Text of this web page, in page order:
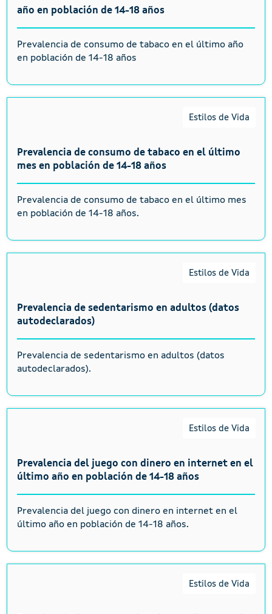
año en población de 14-18 años
Prevalencia de consumo de tabaco en el último año
en población de 14-18 años
Estilos de Vida
Prevalencia de consumo de tabaco en el último
mes en población de 14-18 años
Prevalencia de consumo de tabaco en el último mes
en población de 14-18 años.
Estilos de Vida
Prevalencia de sedentarismo en adultos (datos
autodeclarados)
Prevalencia de sedentarismo en adultos (datos
autodeclarados).
Estilos de Vida
Prevalencia del juego con dinero en internet en el
último año en población de 14-18 años
Prevalencia del juego con dinero en internet en el
último año en población de 14-18 años.
Estilos de Vida